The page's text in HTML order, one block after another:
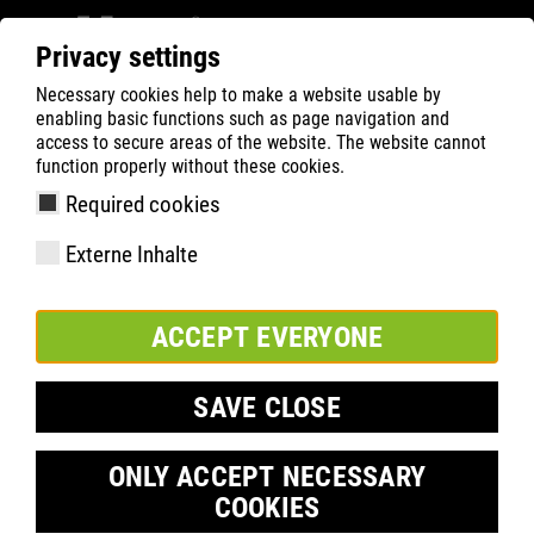
Privacy settings
Necessary cookies help to make a website usable by
enabling basic functions such as page navigation and
access to secure areas of the website. The website cannot
function properly without these cookies.
Required cookies
Externe Inhalte
ACCEPT EVERYONE
SAVE CLOSE
ONLY ACCEPT NECESSARY
COOKIES
ATLAS Technologie
Materials
aktiv-X functional lining